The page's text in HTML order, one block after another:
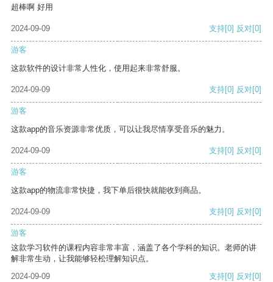
超棒啊 好用
2024-09-09 支持[0] 反对[0]
游客
这款软件的设计非常人性化，使用起来非常舒服。
2024-09-09 支持[0] 反对[0]
游客
这款app的音乐资源非常优质，可以让我尽情享受音乐的魅力。
2024-09-09 支持[0] 反对[0]
游客
这款app的物流非常快捷，我下单后很快就能收到商品。
2024-09-09 支持[0] 反对[0]
游客
这款学习软件的课程内容非常丰富，涵盖了各个学科的知识。老师的讲
解非常生动，让我能够轻松理解知识点。
2024-09-09
支持[0] 反对[0]